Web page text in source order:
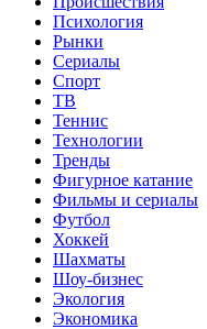
Психология
Рынки
Сериалы
Спорт
ТВ
Теннис
Технологии
Тренды
Фигурное катание
Фильмы и сериалы
Футбол
Хоккей
Шахматы
Шоу-бизнес
Экология
Экономика